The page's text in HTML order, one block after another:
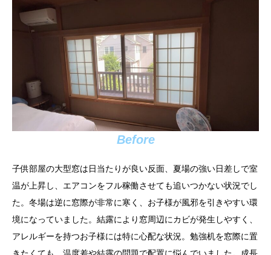
Before
子供部屋の大型窓は日当たりが良い反面、夏場の強い日差しで室
温が上昇し、エアコンをフル稼働させても追いつかない状況でし
た。冬場は逆に窓際が非常に寒く、お子様が風邪を引きやすい環
境になっていました。結露により窓周辺にカビが発生しやすく、
アレルギーを持つお子様には特に心配な状況。勉強机を窓際に置